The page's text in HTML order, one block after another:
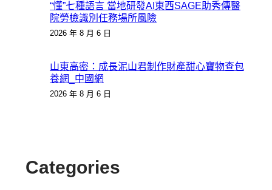
“懂”七種語言 當地研發AI東西SAGE助秀傳醫
院勞檢識別任務場所風險
2026 年 8 月 6 日
山東高密：成長泥山君制作財產甜心寶物查包
養網_中國網
2026 年 8 月 6 日
Categories